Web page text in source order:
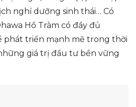
nghỉ dưỡng sinh thái… Có
Hồ Tràm có đầy đủ
phát triển mạnh mẽ trong thời
giá trị đầu tư bền vững